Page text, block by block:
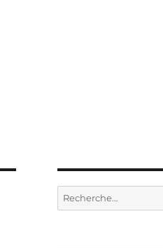
Recherche
pour :